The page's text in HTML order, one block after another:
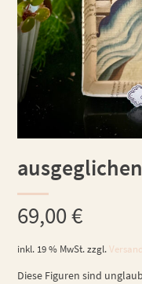
69,00€
inkl. 19 % MwSt. zzgl.
Diese Figuren sind